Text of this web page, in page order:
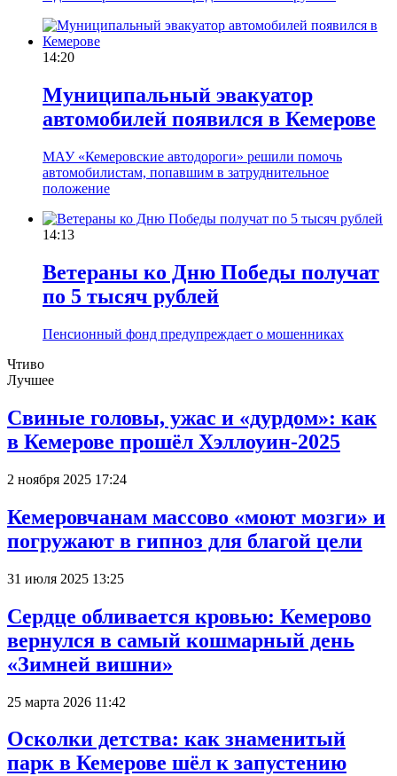
14:20
Муниципальный эвакуатор
автомобилей появился в Кемерове
МАУ «Кемеровские автодороги» решили помочь
автомобилистам, попавшим в затруднительное
положение
14:13
Ветераны ко Дню Победы получат
по 5 тысяч рублей
Пенсионный фонд предупреждает о мошенниках
Чтиво
Лучшее
Свиные головы, ужас и «дурдом»: как
в Кемерове прошёл Хэллоуин-2025
2 ноября 2025 17:24
Кемеровчанам массово «моют мозги» и
погружают в гипноз для благой цели
31 июля 2025 13:25
Сердце обливается кровью: Кемерово
вернулся в самый кошмарный день
«Зимней вишни»
25 марта 2026 11:42
Осколки детства: как знаменитый
парк в Кемерове шёл к запустению